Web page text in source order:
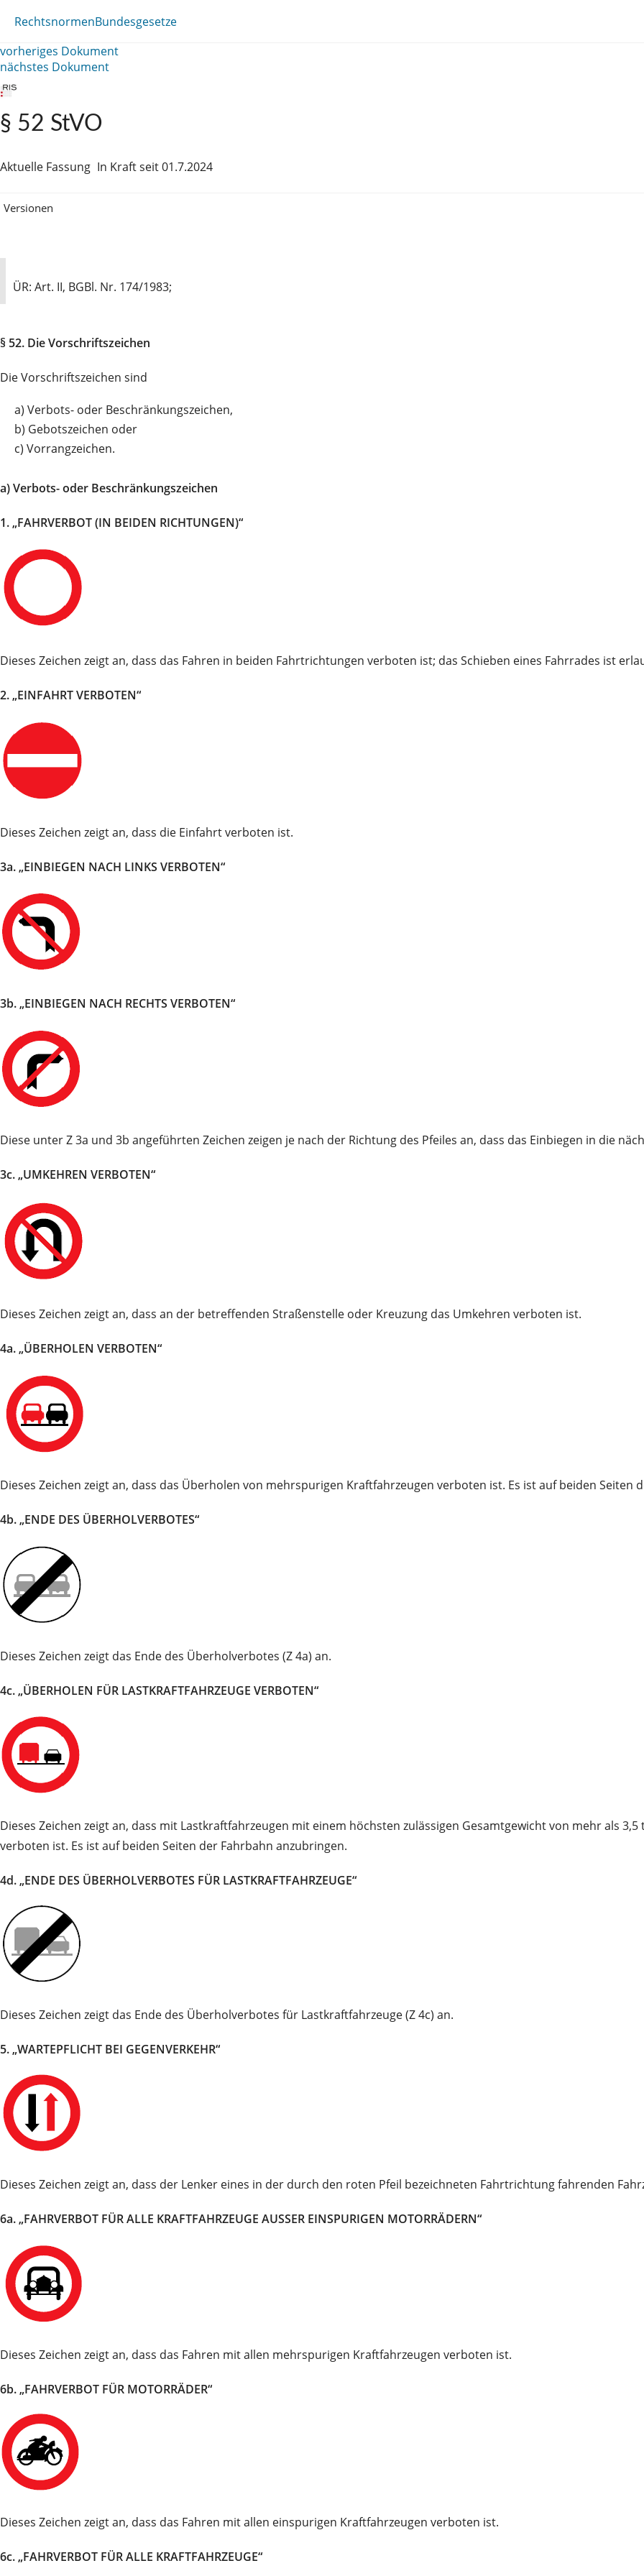
RechtsnormenBundesgesetze
vorheriges Dokument
nächstes Dokument
§ 52 StVO
Aktuelle Fassung In Kraft seit 01.7.2024
Versionen
ÜR: Art. II, BGBl. Nr. 174/1983;
§ 52. Die Vorschriftszeichen
Die Vorschriftszeichen sind
a) Verbots- oder Beschränkungszeichen,
b) Gebotszeichen oder
c) Vorrangzeichen.
a) Verbots- oder Beschränkungszeichen
1. „FAHRVERBOT (IN BEIDEN RICHTUNGEN)“
Dieses Zeichen zeigt an, dass das Fahren in beiden Fahrtrichtungen verboten ist; das Schieben eines Fahrrades ist
2. „EINFAHRT VERBOTEN“
Dieses Zeichen zeigt an, dass die Einfahrt verboten ist.
3a. „EINBIEGEN NACH LINKS VERBOTEN“
3b. „EINBIEGEN NACH RECHTS VERBOTEN“
Diese unter Z 3a und 3b angeführten Zeichen zeigen je nach der Richtung des Pfeiles an, dass das Einbiegen in die
3c. „UMKEHREN VERBOTEN“
Dieses Zeichen zeigt an, dass an der betreffenden Straßenstelle oder Kreuzung das Umkehren verboten ist.
4a. „ÜBERHOLEN VERBOTEN“
Dieses Zeichen zeigt an, dass das Überholen von mehrspurigen Kraftfahrzeugen verboten ist. Es ist auf beiden Seiten
4b. „ENDE DES ÜBERHOLVERBOTES“
Dieses Zeichen zeigt das Ende des Überholverbotes (Z 4a) an.
4c. „ÜBERHOLEN FÜR LASTKRAFTFAHRZEUGE VERBOTEN“
Dieses Zeichen zeigt an, dass mit Lastkraftfahrzeugen mit einem höchsten zulässigen Gesamtgewicht von mehr als
verboten ist. Es ist auf beiden Seiten der Fahrbahn anzubringen.
4d. „ENDE DES ÜBERHOLVERBOTES FÜR LASTKRAFTFAHRZEUGE“
Dieses Zeichen zeigt das Ende des Überholverbotes für Lastkraftfahrzeuge (Z 4c) an.
5. „WARTEPFLICHT BEI GEGENVERKEHR“
Dieses Zeichen zeigt an, dass der Lenker eines in der durch den roten Pfeil bezeichneten Fahrtrichtung fahrenden
6a. „FAHRVERBOT FÜR ALLE KRAFTFAHRZEUGE AUSSER EINSPURIGEN MOTORRÄDERN“
Dieses Zeichen zeigt an, dass das Fahren mit allen mehrspurigen Kraftfahrzeugen verboten ist.
6b. „FAHRVERBOT FÜR MOTORRÄDER“
Dieses Zeichen zeigt an, dass das Fahren mit allen einspurigen Kraftfahrzeugen verboten ist.
6c. „FAHRVERBOT FÜR ALLE KRAFTFAHRZEUGE“